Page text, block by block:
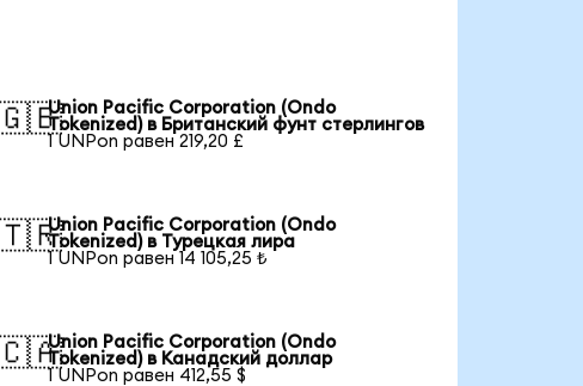
Union Pacific Corporation (Ondo
Tokenized) в Британский фунт стерлингов
1 UNPon равен 219,20 £
Union Pacific Corporation (Ondo
Tokenized) в Турецкая лира
1 UNPon равен 14 105,25 ₺
Union Pacific Corporation (Ondo
Tokenized) в Канадский доллар
1 UNPon равен 412,55 $